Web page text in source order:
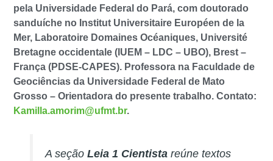
pela Universidade Federal do Pará, com doutorado
sanduíche no Institut Universitaire Européen de la
Mer, Laboratoire Domaines Océaniques, Université
Bretagne occidentale (IUEM – LDC – UBO), Brest –
França (PDSE-CAPES). Professora na Faculdade de
Geociências da Universidade Federal de Mato
Grosso – Orientadora do presente trabalho. Contato:
Kamilla.amorim@ufmt.br.
A seção Leia 1 Cientistareúne textos